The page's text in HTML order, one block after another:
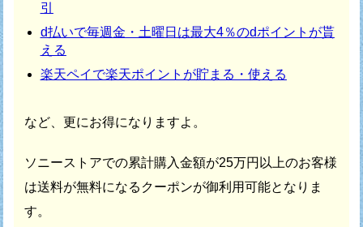
引
d払いで毎週金・土曜日は最大4％のdポイントが貰
える
楽天ペイで楽天ポイントが貯まる・使える
など、更にお得になりますよ。
ソニーストアでの累計購入金額が25万円以上のお客様
は送料が無料になるクーポンが御利用可能となりま
す。